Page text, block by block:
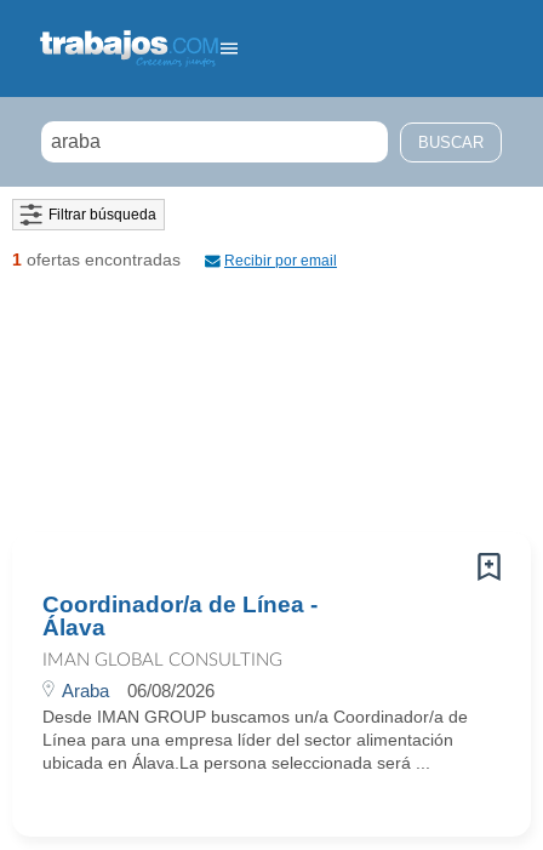
Filtrar búsqueda
1 ofertas encontradas Recibir por email
Coordinador/a de Línea -
Álava
IMAN GLOBAL CONSULTING
Araba 06/08/2026
Desde IMAN GROUP buscamos un/a Coordinador/a de
Línea para una empresa líder del sector alimentación
ubicada en Álava.La persona seleccionada será ...